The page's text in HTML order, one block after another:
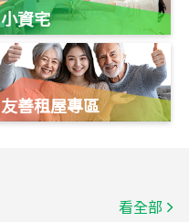
小資宅
友善租屋專區
看全部